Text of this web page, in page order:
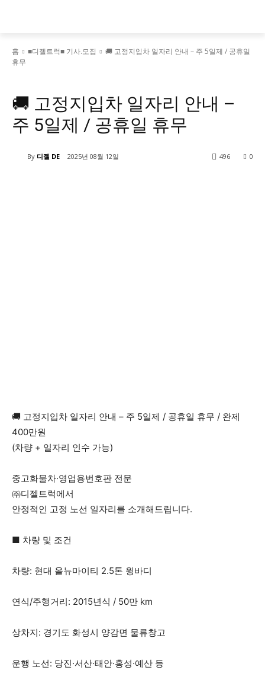
홈 ■디젤트럭■ 기사.모집
🚚 고정지입차 일자리 안내 – 주 5일제 / 공휴일
휴무
🚚 고정지입차 일자리 안내 –
주 5일제 / 공휴일 휴무
By 디젤 DE 2025년 08월 12일 0
496
🚚 고정지입차 일자리 안내 – 주 5일제 / 공휴일 휴무 / 완제
400만원
(차량 + 일자리 인수 가능)
중고화물차·영업용번호판 전문
㈜디젤트럭에서
안정적인 고정 노선 일자리를 소개해드립니다.
■ 차량 및 조건
차량: 현대 올뉴마이티 2.5톤 윙바디
연식/주행거리: 2015년식 / 50만 km
상차지: 경기도 화성시 양감면 물류창고
운행 노선: 당진·서산·태안·홍성·예산 등